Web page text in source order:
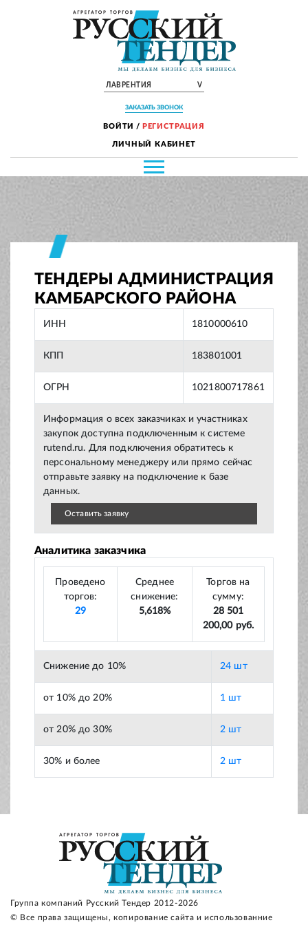
ЛАВРЕНТИЯ V
ЗАКАЗАТЬ ЗВОНОК
ВОЙТИ / РЕГИСТРАЦИЯ
ЛИЧНЫЙ КАБИНЕТ
ТЕНДЕРЫ АДМИНИСТРАЦИЯ
КАМБАРСКОГО РАЙОНА
ИНН 1810000610
КПП 183801001
ОГРН 1021800717861
Информация о всех заказчиках и участниках
закупок доступна подключенным к системе
rutend.ru. Для подключения обратитесь к
персональному менеджеру или прямо сейчас
отправьте заявку на подключение к базе
данных.
Оставить заявку
Аналитика заказчика
Проведено
торгов:
29
Среднее
снижение:
5,618%
Торгов на
сумму:
28 501
200,00 руб.
Снижение до 10% 24 шт
от 10% до 20% 1 шт
от 20% до 30% 2 шт
30% и более 2 шт
Группа компаний Русский Тендер 2012-2026
© Все права защищены, копирование сайта и использованние